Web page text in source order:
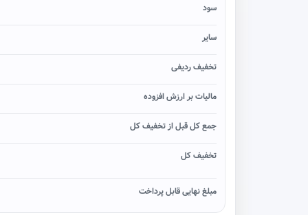
سود
سایر
تخفیف ردیفی
مالیات بر ارزش افزوده
جمع کل قبل از تخفیف کل
تخفیف کل
مبلغ نهایی قابل پرداخت